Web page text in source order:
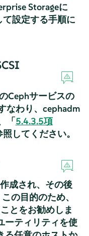
Storageに
設定する手順に
Cephサービスの
なわり、cephadm
「5.4.3.5項
照してください。
成され、その後
の目的のため、
とをお勧めしま
ーティリティを使